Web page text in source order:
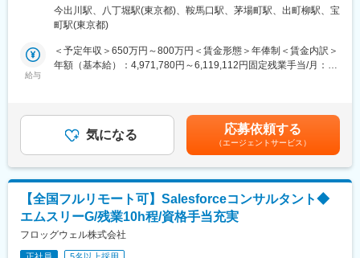
くの企業をご支援していくために、事業全体としてまだまだやり
たいこと・アップデートできるところはたくさんあります。
を言語化・仕組化し、一緒に作っていただきたいです。
ラウンドは、大手企業の事業企画、管理会計業務構築、コンサル
ファーム出身者など、コンサルティングワーク経験者で構成され
ています。
変更の範囲：会社の定める業務
受注後、Webリテラシーや深いHeipfeelの仕様理解など、必要な
場面で商談に同席しセールスの受注支援を実施します。
※その後は基本的にWebディレクターが担当し、導入や進行管理を
行います。
・クライアントに対するシステム仕様やセキュリティ要件、技術
的な要件整理と技術折衝（セキュリティチェックシートへの対応
含む）
※セールスの商談に同席する際は訪問（出張）の可能性がありま
す。
通ビル4F勤務地最寄駅：日比谷線／八丁堀駅受動喫煙対策：屋内
全面禁煙変更の範囲：会社の定める事業所（リモートワーク含
今出川駅、八丁堀駅(東京都)、鞍馬口駅、茅場町駅、出町柳駅、宝
町駅(東京都)
給与
＜予定年収＞650万円～800万円＜賃金形態＞年俸制＜賃金内訳＞
年額（基本給）：4,971,780円～6,119,112円固定残業手当/月：
給与補足＞※スキル、選考結果をふまえて総合的に判断いたしま
す。■昇給：年1回賃金はあくまでも目安の金額であり、選考を通
じて上下する可能性があります。月給(月額)は固定手当を含めた表
記です。
気になる 応募依頼する
（エージェントサービス）
【全国フルリモート可】Salesforceコンサルタント◆
エムスリーG/残業10h程/資格手当充実
フロッグウェル株式会社
正社員 5名以上採用